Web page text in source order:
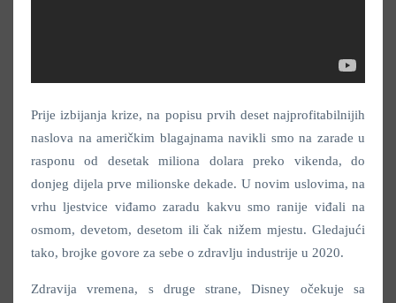
Prije izbijanja krize, na popisu prvih deset najprofitabilnijih
naslova na američkim blagajnama navikli smo na zarade u
rasponu od desetak miliona dolara preko vikenda, do
donjeg dijela prve milionske dekade. U novim uslovima, na
vrhu ljestvice viđamo zaradu kakvu smo ranije viđali na
osmom, devetom, desetom ili čak nižem mjestu. Gledajući
tako, brojke govore za sebe o zdravlju industrije u 2020.
Zdravija vremena, s druge strane, Disney očekuje sa